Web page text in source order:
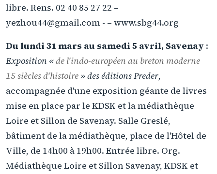
libre. Rens. 02 40 85 27 22 –
yezhou44@gmail.com - – www.sbg44.org
Du lundi 31 mars au samedi 5 avril, Savenay :
Exposition «de l'indo-européen au breton moderne
15 siècles d'histoire» des éditions Preder,
accompagnée d'une exposition géante de livres
mise en place par le KDSK et la médiathèque
Loire et Sillon de Savenay. Salle Greslé,
bâtiment de la médiathèque, place de l'Hôtel de
Ville, de 14h00 à 19h00. Entrée libre. Org.
Médiathèque Loire et Sillon Savenay, KDSK et